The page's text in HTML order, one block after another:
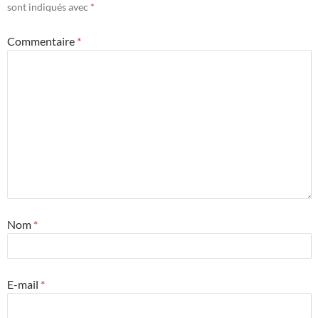
sont indiqués avec *
Commentaire *
Nom *
E-mail *